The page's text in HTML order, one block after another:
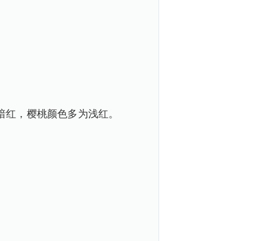
，樱桃颜色多为浅红。